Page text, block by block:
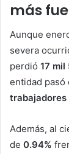
más
Aunque
severa
perdió 17 mil
entidad pasó
trabajadores
Además, al
de 0.94%